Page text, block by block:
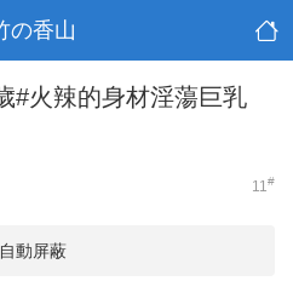
の香山
#火辣的身材淫蕩巨乳
11#
動屏蔽